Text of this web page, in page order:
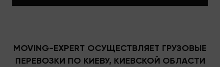
MOVING-EXPERT ОСУЩЕСТВЛЯЕТ ГРУЗОВЫЕ
ПЕРЕВОЗКИ ПО КИЕВУ, КИЕВСКОЙ ОБЛАСТИ